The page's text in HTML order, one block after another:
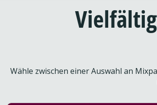
Wähle zwischen einer Auswahl an